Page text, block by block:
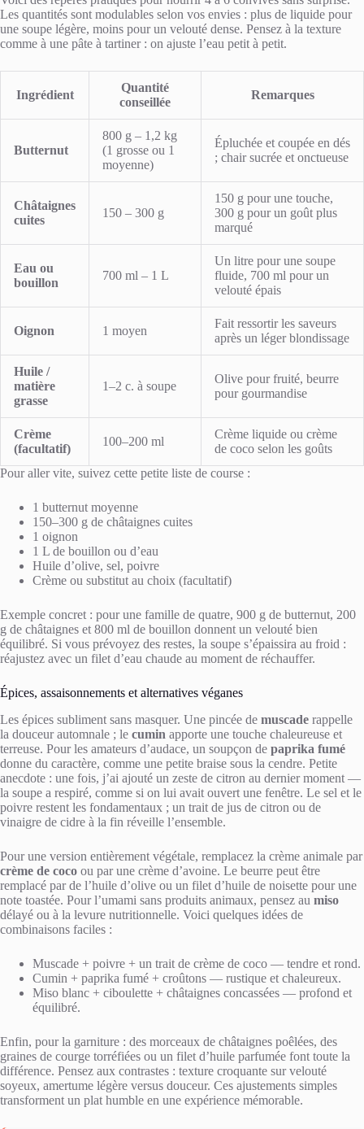
Les quantités sont modulables selon vos envies : plus de liquide pour
une soupe légère, moins pour un velouté dense. Pensez à la texture
comme à une pâte à tartiner : on ajuste l’eau petit à petit.
Ingrédient
Quantité
conseillée
Remarques
Butternut
800 g – 1,2 kg
(1 grosse ou 1
moyenne)
Épluchée et coupée en dés
; chair sucrée et onctueuse
Châtaignes
cuites
150 – 300 g
150 g pour une touche,
300 g pour un goût plus
marqué
Eau ou
bouillon
700 ml – 1 L
Un litre pour une soupe
fluide, 700 ml pour un
velouté épais
Oignon 1 moyen
Fait ressortir les saveurs
après un léger blondissage
Huile /
matière
grasse
1–2 c. à soupe
Olive pour fruité, beurre
pour gourmandise
Crème
(facultatif)
100–200 ml
Crème liquide ou crème
de coco selon les goûts
Pour aller vite, suivez cette petite liste de course :
1 butternut moyenne
150–300 g de châtaignes cuites
1 oignon
1 L de bouillon ou d’eau
Huile d’olive, sel, poivre
Crème ou substitut au choix (facultatif)
Exemple concret : pour une famille de quatre, 900 g de butternut, 200
g de châtaignes et 800 ml de bouillon donnent un velouté bien
équilibré. Si vous prévoyez des restes, la soupe s’épaissira au froid :
réajustez avec un filet d’eau chaude au moment de réchauffer.
Épices, assaisonnements et alternatives véganes
Les épices subliment sans masquer. Une pincée de muscade rappelle
la douceur automnale ; le cumin apporte une touche chaleureuse et
terreuse. Pour les amateurs d’audace, un soupçon de paprika fumé
donne du caractère, comme une petite braise sous la cendre. Petite
anecdote : une fois, j’ai ajouté un zeste de citron au dernier moment —
la soupe a respiré, comme si on lui avait ouvert une fenêtre. Le sel et le
poivre restent les fondamentaux ; un trait de jus de citron ou de
vinaigre de cidre à la fin réveille l’ensemble.
Pour une version entièrement végétale, remplacez la crème animale par
crème de coco ou par une crème d’avoine. Le beurre peut être
remplacé par de l’huile d’olive ou un filet d’huile de noisette pour une
note toastée. Pour l’umami sans produits animaux, pensez au miso
délayé ou à la levure nutritionnelle. Voici quelques idées de
combinaisons faciles :
Muscade + poivre + un trait de crème de coco — tendre et rond.
Cumin + paprika fumé + croûtons — rustique et chaleureux.
Miso blanc + ciboulette + châtaignes concassées — profond et
équilibré.
Enfin, pour la garniture : des morceaux de châtaignes poêlées, des
graines de courge torréfiées ou un filet d’huile parfumée font toute la
différence. Pensez aux contrastes : texture croquante sur velouté
soyeux, amertume légère versus douceur. Ces ajustements simples
transforment un plat humble en une expérience mémorable.